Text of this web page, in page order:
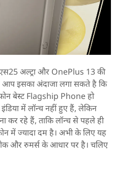
अल्ट्रा और OnePlus 13 की
आप इसका अंदाजा लगा सकते है कि
बेस्ट Flagship Phone हो
में लॉन्च नहीं हुए हैं, लेकिन
कर रहे हैं, ताकि लॉन्च से पहले ही
में ज्यादा दम है। अभी के लिए यह
और रुमर्स के आधार पर है। चलिए